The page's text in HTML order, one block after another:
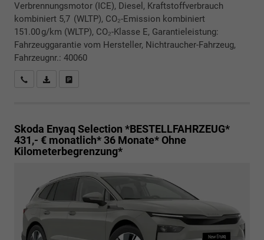
Verbrennungsmotor (ICE), Diesel, Kraftstoffverbrauch
kombiniert 5,7 (WLTP), CO₂-Emission kombiniert
151.00 g/km (WLTP), CO₂-Klasse E, Garantieleistung:
Fahrzeuggarantie vom Hersteller, Nichtraucher-Fahrzeug,
Fahrzeugnr.: 40060
Rückrufbitte absenden
PDF-Datei, Fahrzeugexposé drucken
Skoda Enyaq Selection *BESTELLFAHRZEUG*
431,- € monatlich* 36 Monate* Ohne
Kilometerbegrenzung*